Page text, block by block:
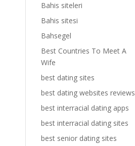
Bahis siteleri
Bahis sitesi
Bahsegel
Best Countries To Meet A
Wife
best dating sites
best dating websites reviews
best interracial dating apps
best interracial dating sites
best senior dating sites